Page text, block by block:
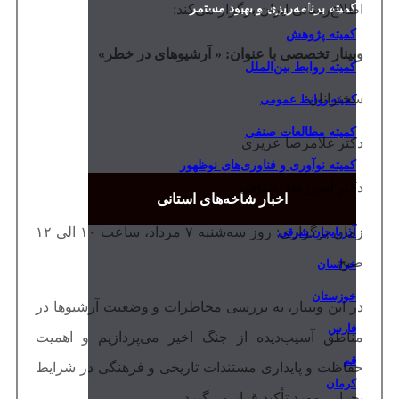
کمیته برنامه‌ریزی و بهبود مستمر
کمیته پژوهش
کمیته روابط بین‌الملل
کمیته روابط عمومی
کمیته مطالعات صنفی
کمیته نوآوری و فناوری‌های نوظهور
اخبار شاخه‌های استانی
آذربایجان شرقی
خراسان
خوزستان
فارس
قم
کرمان
اطلاع‌رسانی ایران برگزار می‌کند:
وبینار تخصصی با عنوان: « آرشیوهای در خطر»
سخنرانان:
دکتر غلامرضا عزیزی
دکتر امیررضا اصنافی
زمان برگزاری: روز سه‌شنبه ۷ مرداد، ساعت ۱۰ الی ۱۲
صبح
در این وبینار، به بررسی مخاطرات و وضعیت آرشیوها در
مناطق آسیب‌دیده از جنگ اخیر می‌پردازیم و اهمیت
حفاظت و پایداری مستندات تاریخی و فرهنگی در شرایط